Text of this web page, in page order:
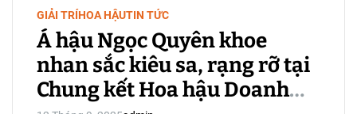
GIẢI TRÍHOA HẬUTIN TỨC
Á hậu Ngọc Quyên khoe
nhan sắc kiêu sa, rạng rỡ tại
Chung kết Hoa hậu Doanh